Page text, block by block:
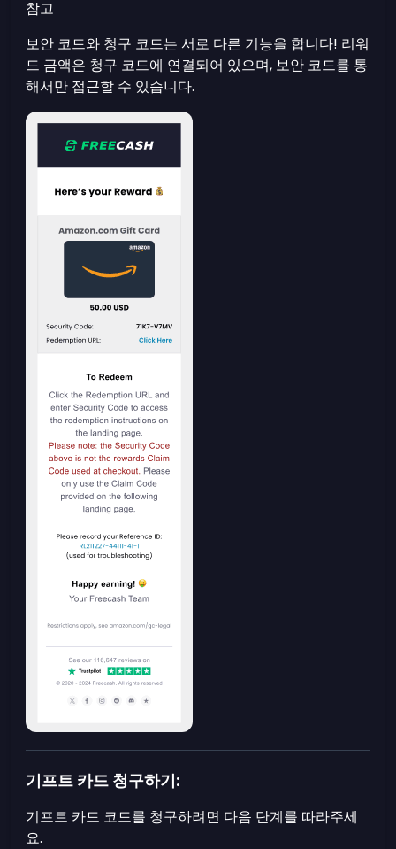
참고
보안 코드와 청구 코드는 서로 다른 기능을 합니다! 리워
드 금액은 청구 코드에 연결되어 있으며, 보안 코드를 통
해서만 접근할 수 있습니다.
기프트 카드 청구하기:
기프트 카드 코드를 청구하려면 다음 단계를 따라주세
요.